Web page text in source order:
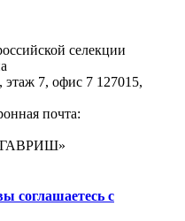
селекции
этаж 7, офис 7 127015,
почта:
соглашаетесь с